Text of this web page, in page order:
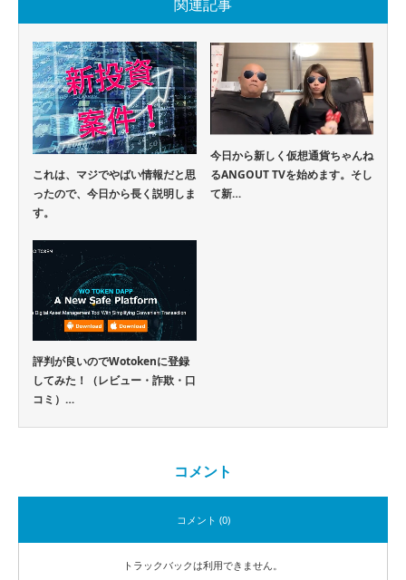
関連記事
これは、マジでやばい情報だと思
ったので、今日から長く説明しま
す。
今日から新しく仮想通貨ちゃんね
るANGOUT TVを始めます。そし
て新…
評判が良いのでWotokenに登録
してみた！（レビュー・詐欺・口
コミ）…
コメント
コメント (0)
トラックバックは利用できません。